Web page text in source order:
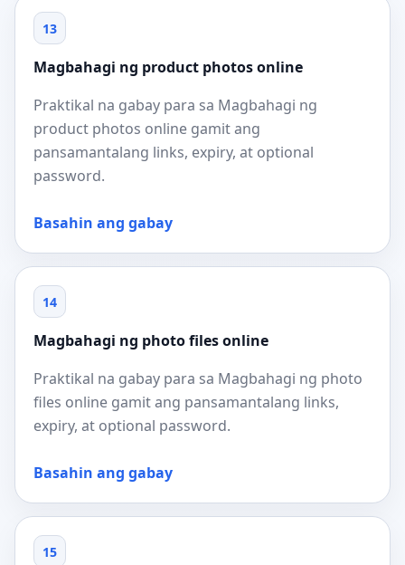
13
Magbahagi ng product photos online
Praktikal na gabay para sa Magbahagi ng
product photos online gamit ang
pansamantalang links, expiry, at optional
password.
Basahin ang gabay
14
Magbahagi ng photo files online
Praktikal na gabay para sa Magbahagi ng photo
files online gamit ang pansamantalang links,
expiry, at optional password.
Basahin ang gabay
15